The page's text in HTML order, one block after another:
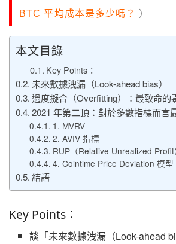
BTC 平均成本是多少嗎？
）
本文目錄
Key Points：
未來數據洩漏（Look-ahead bias）
過度擬合（Overfitting）：最致命的
2021 年第二頂：對於多數指標而言
1. MVRV
2. AVIV 指標
RUP（Relative Unrealized Profit
4. Cointime Price Deviation 模型
結語
Key Points：
談「未來數據洩漏（Look-ahead